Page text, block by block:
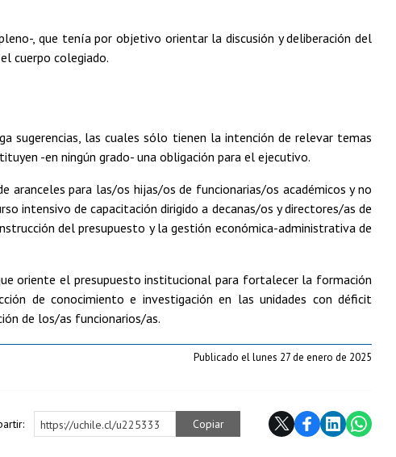
, que tenía por objetivo orientar la discusión y deliberación del
cuerpo colegiado.
sugerencias, las cuales sólo tienen la intención de relevar temas
-en ningún grado- una obligación para el ejecutivo.
aranceles para las/os hijas/os de funcionarias/os académicos y no
intensivo de capacitación dirigido a decanas/os y directores/as de
del presupuesto y la gestión económica-administrativa de
oriente el presupuesto institucional para fortalecer la formación
de conocimiento e investigación en las unidades con déficit
de los/as funcionarios/as.
Publicado el lunes 27 de enero de 2025
https://uchile.cl/u225333 Copiar